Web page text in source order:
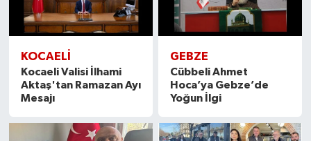
KOCAELİ
Kocaeli Valisi İlhami
Aktaş'tan Ramazan Ayı
Mesajı
GEBZE
Cübbeli Ahmet
Hoca’ya Gebze’de
Yoğun İlgi